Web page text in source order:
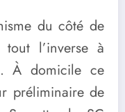
du côté de
tout l’inverse à
À domicile ce
préliminaire de